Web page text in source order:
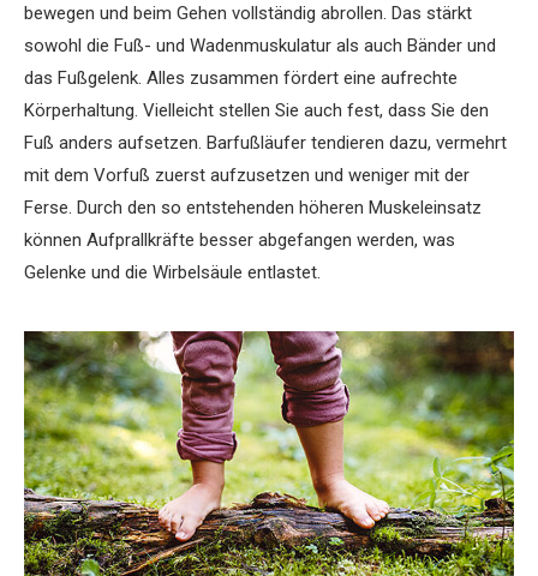
bewegen und beim Gehen vollständig abrollen. Das stärkt
sowohl die Fuß- und Wadenmuskulatur als auch Bänder und
das Fußgelenk. Alles zusammen fördert eine aufrechte
Körperhaltung. Vielleicht stellen Sie auch fest, dass Sie den
Fuß anders aufsetzen. Barfußläufer tendieren dazu, vermehrt
mit dem Vorfuß zuerst aufzusetzen und weniger ­mit der
Ferse. Durch den so entstehenden höheren Muskeleinsatz
können Aufprallkräfte besser abgefangen werden, was
Gelenke und die Wirbelsäule entlastet.